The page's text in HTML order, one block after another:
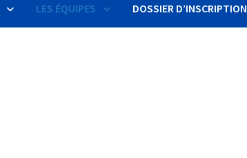
LES ÉQUIPES DOSSIER D’INSCRIPTION